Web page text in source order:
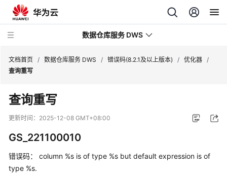
数据仓库服务 DWS
最
新
动
务
公
文档首页 / 数据仓库服务 DWS / 错误码(8.2.1及以上版本) / 优化器 /
查询重写
查询重写
更新时间： 2025-12-08 GMT+08:00
GS_221100010
错误码：
column %s is of type %s but default expression is of
type %s.